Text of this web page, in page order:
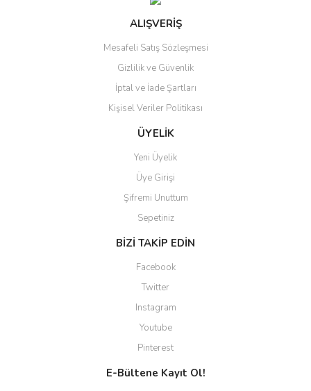
ALIŞVERİŞ
Mesafeli Satış Sözleşmesi
Gizlilik ve Güvenlik
İptal ve İade Şartları
Kişisel Veriler Politikası
ÜYELİK
Yeni Üyelik
Üye Girişi
Şifremi Unuttum
Sepetiniz
BİZİ TAKİP EDİN
Facebook
Twitter
Instagram
Youtube
Pinterest
E-Bültene Kayıt Ol!